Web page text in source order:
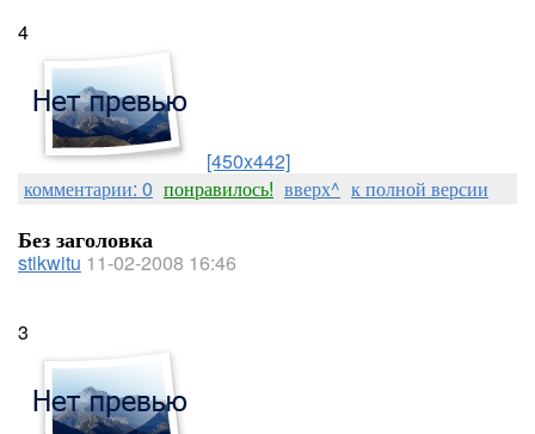
4
[450x442]
комментарии: 0 понравилось! вверх^ к полной версии
Без заголовка
stikwitu 11-02-2008 16:46
3